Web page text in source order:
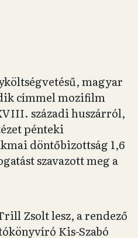
magyar
címmel mozifilm
századi huszárról,
pénteki
döntőbizottság 1,6
szavazott meg a
Zsolt lesz, a rendező
Kis-Szabó